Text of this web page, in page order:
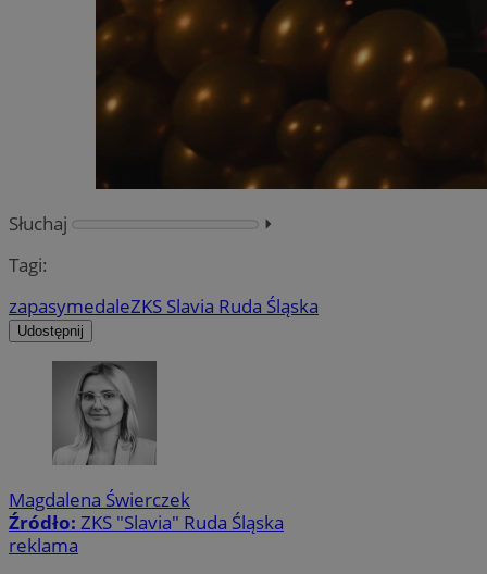
Słuchaj
⏵︎
Tagi:
zapasymedaleZKS Slavia Ruda Śląska
Udostępnij
Magdalena Świerczek
Źródło: ZKS "Slavia" Ruda Śląska
reklama